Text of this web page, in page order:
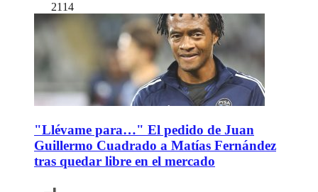
2114
"Llévame para…" El pedido de Juan
Guillermo Cuadrado a Matías Fernández
tras quedar libre en el mercado